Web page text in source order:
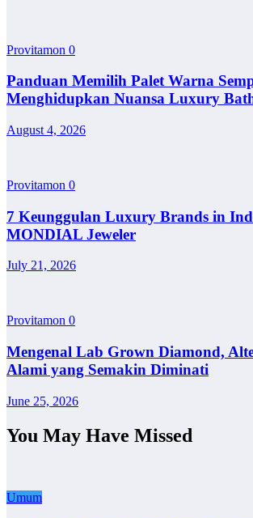
Provitamon 0
Panduan Memilih Palet Warna
Menghidupkan Nuansa Luxury
August 4, 2026
Provitamon 0
7 Keunggulan Luxury Brands in
MONDIAL Jeweler
July 21, 2026
Provitamon 0
Mengenal Lab Grown Diamond,
Alami yang Semakin Diminati
June 25, 2026
You May Have Missed
Umum